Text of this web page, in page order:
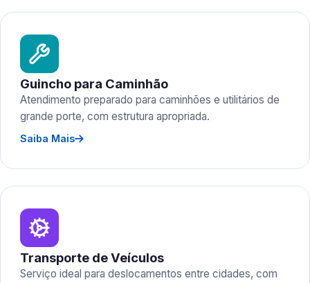
Guincho para Caminhão
Atendimento preparado para caminhões e utilitários de
grande porte, com estrutura apropriada.
Saiba Mais
Transporte de Veículos
Serviço ideal para deslocamentos entre cidades, com